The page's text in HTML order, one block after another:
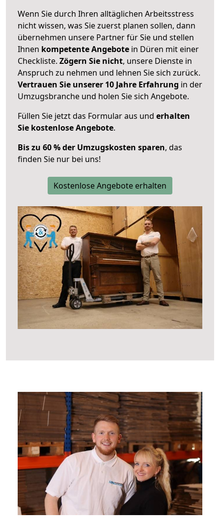
Wenn Sie durch Ihren alltäglichen Arbeitsstress
nicht wissen, was Sie zuerst planen sollen, dann
übernehmen unsere Partner für Sie und stellen
Ihnen kompetente Angebote in Düren mit einer
Checkliste. Zögern Sie nicht, unsere Dienste in
Anspruch zu nehmen und lehnen Sie sich zurück.
Vertrauen Sie unserer 10 Jahre Erfahrung in der
Umzugsbranche und holen Sie sich Angebote.
Füllen Sie jetzt das Formular aus und erhalten
Sie kostenlose Angebote.
Bis zu 60 % der Umzugskosten sparen, das
finden Sie nur bei uns!
Kostenlose Angebote erhalten